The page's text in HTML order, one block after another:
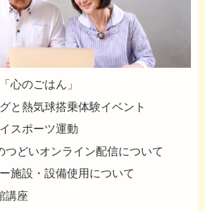
心のごはん」
と熱気球搭乗体験イベント
スポーツ運動
つどいオンライン配信について
施設・設備使用について
講座